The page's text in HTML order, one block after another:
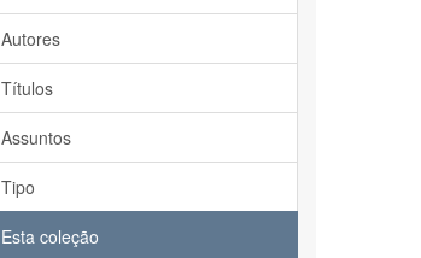
Autores
Títulos
Assuntos
Tipo
Esta coleção